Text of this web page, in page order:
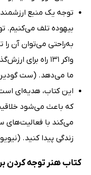
توجه یک منبع
بیهوده تلف می‌کنیم.
به‌راحتی می‌توان آن را
واکر 131 راه
ما می‌دهد. (ست
این کتاب، هدیه‌ای است
که باعث می‌شود
می‌کند با فعالیت‌های
زندگی پیدا کنید.
کتاب هنر توجه کردن